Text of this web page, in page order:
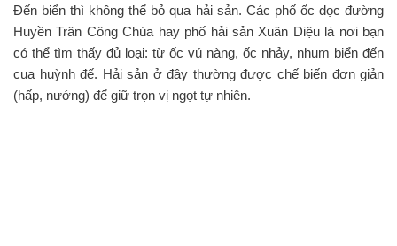
Đến biển thì không thể bỏ qua hải sản. Các phố ốc dọc đường
Huyền Trân Công Chúa hay phố hải sản Xuân Diệu là nơi bạn
có thể tìm thấy đủ loại: từ ốc vú nàng, ốc nhảy, nhum biển đến
cua huỳnh đế. Hải sản ở đây thường được chế biến đơn giản
(hấp, nướng) để giữ trọn vị ngọt tự nhiên.